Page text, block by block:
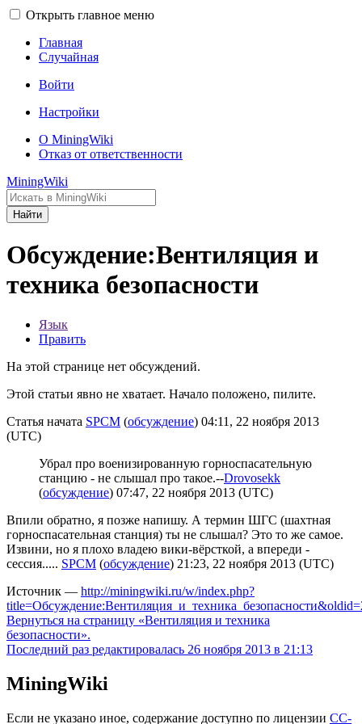
Открыть главное меню
Главная
Случайная
Войти
Настройки
О MiningWiki
Отказ от ответственности
MiningWiki
Найти
Обсуждение:Вентиляция и
техника безопасности
Язык
Править
На этой странице нет обсуждений.
Этой статьи явно не хватает. Начало положено, пилите.
Статья начата SPCM (обсуждение) 04:11, 22 ноября 2013
(UTC)
Убрал про военизированную горноспасательную
станцию - не слышал про такое.--Drovosekk
(обсуждение) 07:47, 22 ноября 2013 (UTC)
Впили обратно, я позже напишу. А термин ШГС (шахтная
горноспасательная станция) ты не слышал? Это то же самое.
Извини, но я плохо владею вики-вёрсткой, а впереди -
сессия..... SPCM (обсуждение) 21:23, 22 ноября 2013 (UTC)
Источник — http://miningwiki.ru/w/index.php?
Вернуться на страницу «Вентиляция и техника
безопасности».
Последний раз редактировалась 26 ноября 2013 в 21:13
MiningWiki
Если не указано иное, содержание доступно по лицензии CC-